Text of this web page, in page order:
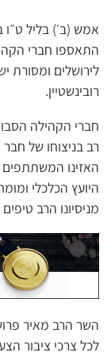
אמש (ב׳) בליל ט״ו
התאספו חברי
לירושלים ומסורת
רובינשטיין.
חברי הקהילה
רב בניצוחו של
האזינו
היועץ הכלכלי
מניסיונו הרב
השר הרב מאיר
לכל צרכי ציבור